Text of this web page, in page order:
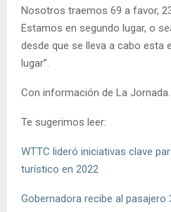
Nosotros traemos 69 a favor,
Estamos en segundo lugar, o
desde que se lleva a cabo esta
lugar”.
Con información de La Jornada.
Te sugerimos leer:
WTTC lideró iniciativas clave
turístico en 2022
Gobernadora recibe al pasajero